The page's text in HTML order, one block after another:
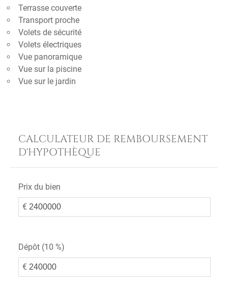
Terrasse couverte
Transport proche
Volets de sécurité
Volets électriques
Vue panoramique
Vue sur la piscine
Vue sur le jardin
CALCULATEUR DE REMBOURSEMENT
D'HYPOTHÈQUE
Prix du bien
€
Dépôt (10 %)
€